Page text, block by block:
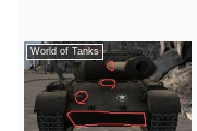
World of Tanks